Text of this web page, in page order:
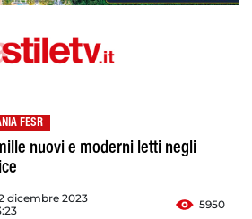
FESR
nuovi e moderni letti negli
dicembre 2023
5950